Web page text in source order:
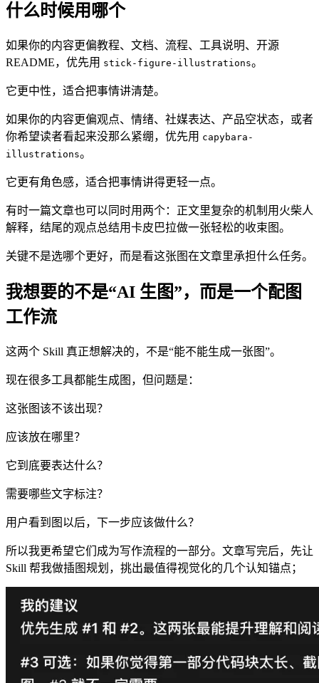
什么时候用哪个
如果你的内容更偏教程、文档、流程、工具说明、开源
README，优先用 stick-figure-illustrations。
它更中性，适合把事情讲清楚。
如果你的内容更偏观点、情绪、社媒表达、产品空状态，或者
你希望读者看起来没那么紧绷，优先用 capybara-
illustrations。
它更有角色感，适合把事情讲得更轻一点。
有时一篇文章也可以同时用两个：正文里复杂的机制用火柴人
解释，结尾的观点总结用卡皮巴拉做一张轻松的收束图。
关键不是选哪个更好，而是看这张图在文章里承担什么任务。
我想要的不是“AI 生图”，而是一个配图
工作流
这两个 Skill 真正想解决的，不是“能不能生成一张图”。
现在很多工具都能生成图，但问题是：
这张图该不该出现？
应该放在哪里？
它到底要表达什么？
需要哪些文字标注？
用户看到图以后，下一步应该做什么？
所以我更希望它们成为写作流程的一部分。文章写完后，先让
Skill 帮我做插图规划，挑出最值得视觉化的几个认知锚点；